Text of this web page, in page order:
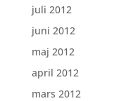
juli 2012
juni 2012
maj 2012
april 2012
mars 2012